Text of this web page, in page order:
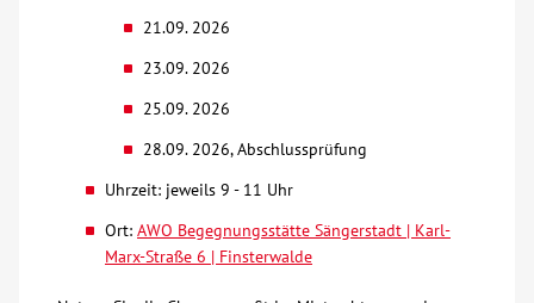
Mitmachen
Ausbildung
Glossar
21.09. 2026
23.09. 2026
25.09. 2026
28.09. 2026, Abschlussprüfung
Uhrzeit: jeweils 9 - 11 Uhr
Ort: AWO Begegnungsstätte Sängerstadt | Karl-
Marx-Straße 6 | Finsterwalde